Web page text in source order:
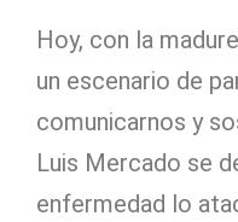
Hoy, con la
un escenario de
comunicarnos y
Luis Mercado se
enfermedad lo